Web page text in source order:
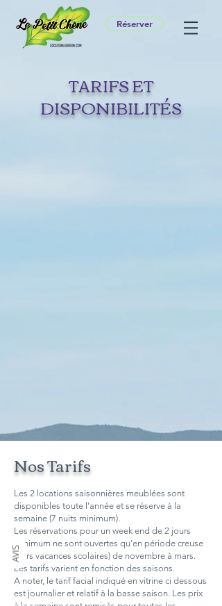
Réserver
TARIFS ET
DISPONIBILITÉS
Nos Tarifs
Les 2 locations saisonnières meublées sont
disponibles toute l'année et se réserve à la
semaine (7 nuits minimum).
Les réservations pour un week end de 2 jours
minimum ne sont ouvertes qu'en période creuse
(hors vacances scolaires) de novembre à mars.
Les tarifs varient en fonction des saisons.
A noter, le tarif facial indiqué en vitrine ci dessous
est journalier et relatif à la basse saison. Les prix
AVIS